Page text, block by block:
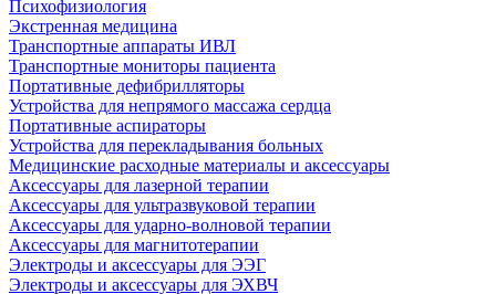
Психофизиология
Экстренная медицина
Транспортные аппараты ИВЛ
Транспортные мониторы пациента
Портативные дефибрилляторы
Устройства для непрямого массажа сердца
Портативные аспираторы
Устройства для перекладывания больных
Медицинские расходные материалы и аксессуары
Аксессуары для лазерной терапии
Аксессуары для ультразвуковой терапии
Аксессуары для ударно-волновой терапии
Аксессуары для магнитотерапии
Электроды и аксессуары для ЭЭГ
Электроды и аксессуары для ЭХВЧ